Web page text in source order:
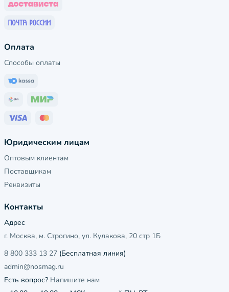
Оплата
Способы оплаты
Юридическим лицам
Оптовым клиентам
Поставщикам
Реквизиты
Контакты
Адрес
г. Москва, м. Строгино, ул. Кулакова, 20 стр 1Б
8 800 333 13 27 (Бесплатная линия)
admin@nosmag.ru
Есть вопрос? Напишите нам